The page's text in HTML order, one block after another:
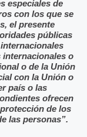
especiales de
con los que se
el presente
públicas
internacionales o
o de la Unión
con la Unión o
país o las
ofrecen
de los
las personas”.